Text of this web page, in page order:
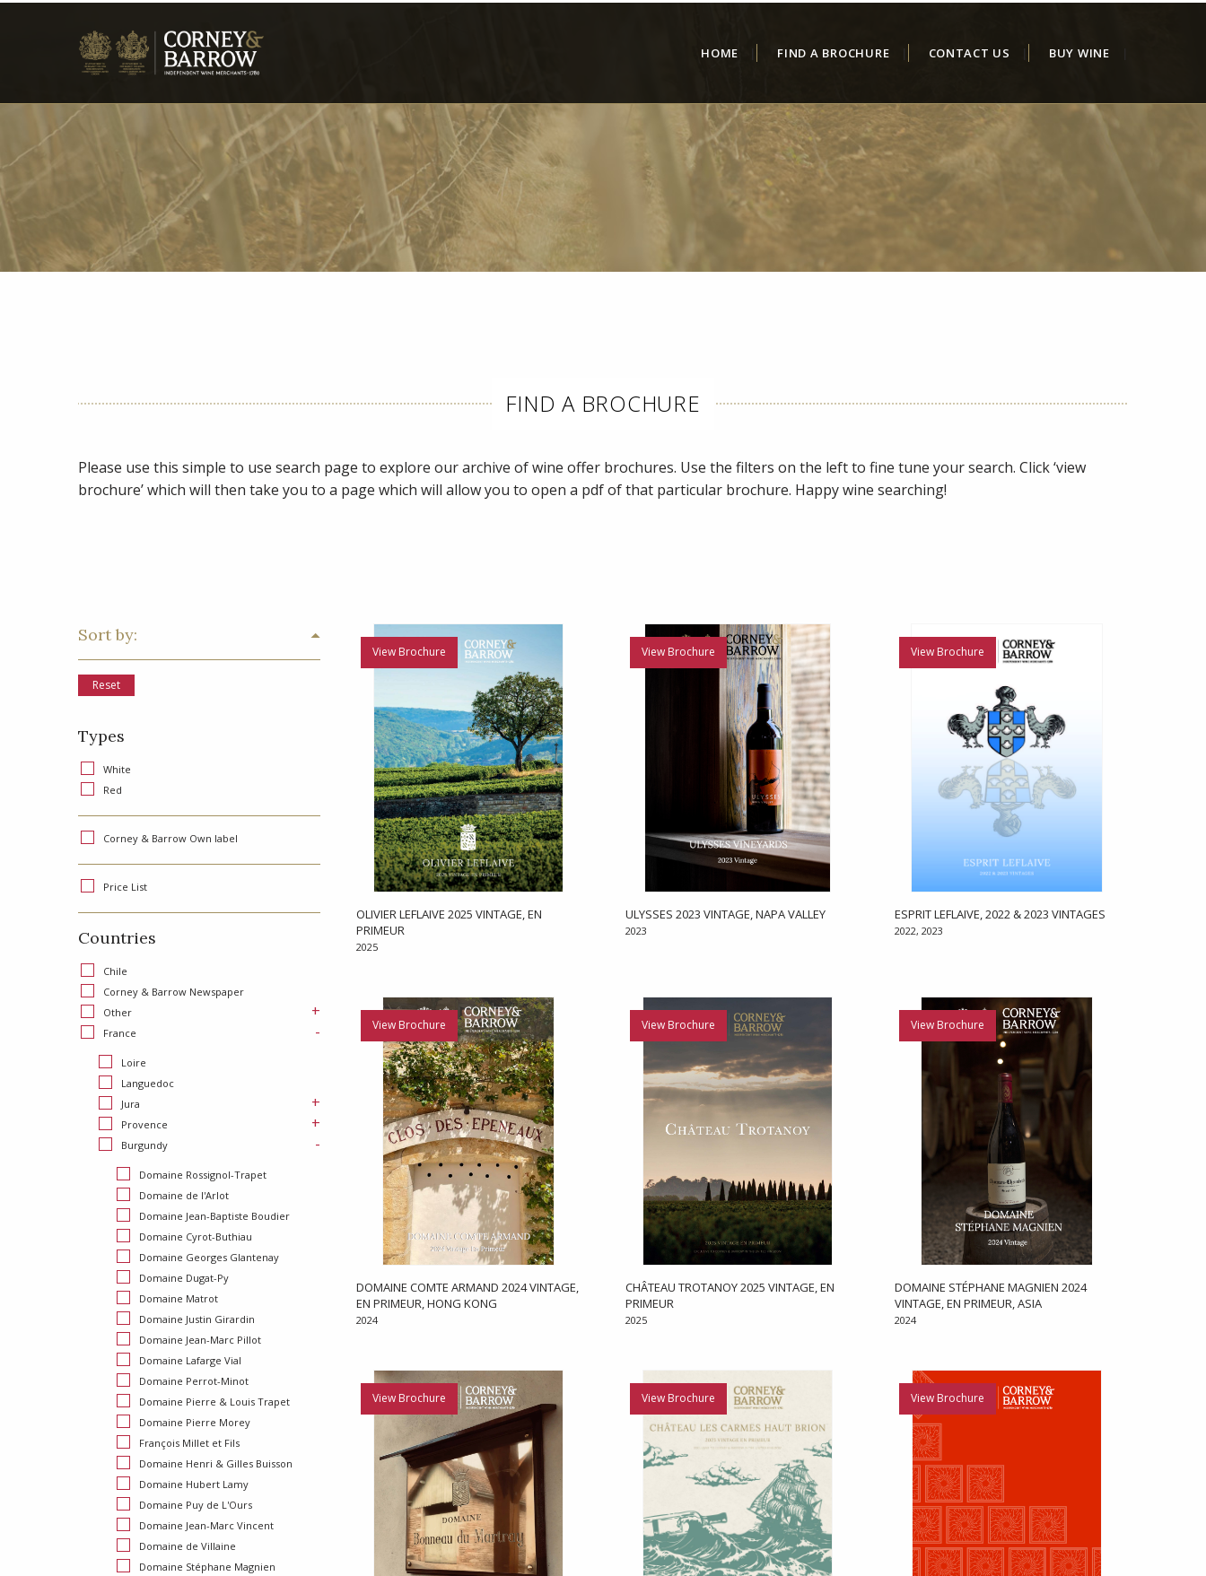
HOME FIND A BROCHURE CONTACT US BUY WINE
FIND A BROCHURE
Please use this simple to use search page to explore our archive of wine offer brochures. Use the filters on the left to fine tune your search. Click ‘view
brochure’ which will then take you to a page which will allow you to open a pdf of that particular brochure. Happy wine searching!
View Brochure
OLIVIER LEFLAIVE 2025 VINTAGE, EN
PRIMEUR
2025
View Brochure
ULYSSES 2023 VINTAGE, NAPA VALLEY
2023
View Brochure
ESPRIT LEFLAIVE, 2022 & 2023 VINTAGES
2022, 2023
View Brochure
DOMAINE COMTE ARMAND 2024 VINTAGE,
EN PRIMEUR, HONG KONG
2024
View Brochure
CHÂTEAU TROTANOY 2025 VINTAGE, EN
PRIMEUR
2025
View Brochure
DOMAINE STÉPHANE MAGNIEN 2024
VINTAGE, EN PRIMEUR, ASIA
2024
View Brochure View Brochure View Brochure
Sort by:
Reset
Types
White
Red
Corney & Barrow Own label
Price List
Countries
Chile
Corney & Barrow Newspaper
Other
+
France
Loire
Languedoc
Jura
+
Provence +
Burgundy
Domaine Rossignol-Trapet
Domaine de l'Arlot
Domaine Jean-Baptiste Boudier
Domaine Cyrot-Buthiau
Domaine Georges Glantenay
Domaine Dugat-Py
Domaine Matrot
Domaine Justin Girardin
Domaine Jean-Marc Pillot
Domaine Lafarge Vial
Domaine Perrot-Minot
Domaine Pierre & Louis Trapet
Domaine Pierre Morey
François Millet et Fils
Domaine Henri & Gilles Buisson
Domaine Hubert Lamy
Domaine Puy de L'Ours
Domaine Jean-Marc Vincent
Domaine de Villaine
Domaine Stéphane Magnien
-
-